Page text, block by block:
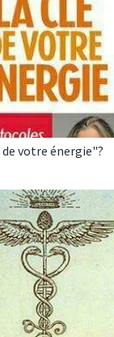
de votre énergie"?